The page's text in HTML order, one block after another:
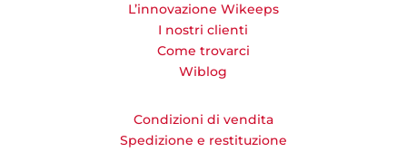
L’innovazione Wikeeps
I nostri clienti
Come trovarci
Wiblog
Condizioni di vendita
Spedizione e restituzione